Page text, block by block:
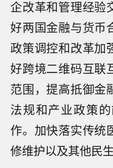
企改革和管理经验
好两国金融与货币
政策调控和改革加
好跨境二维码互联
范围，提高抵御金
法规和产业政策
作。加快落实传统
修维护以及其他民